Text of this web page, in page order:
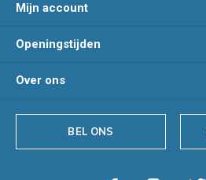
Mijn account
Openingstijden
Over ons
BEL ONS